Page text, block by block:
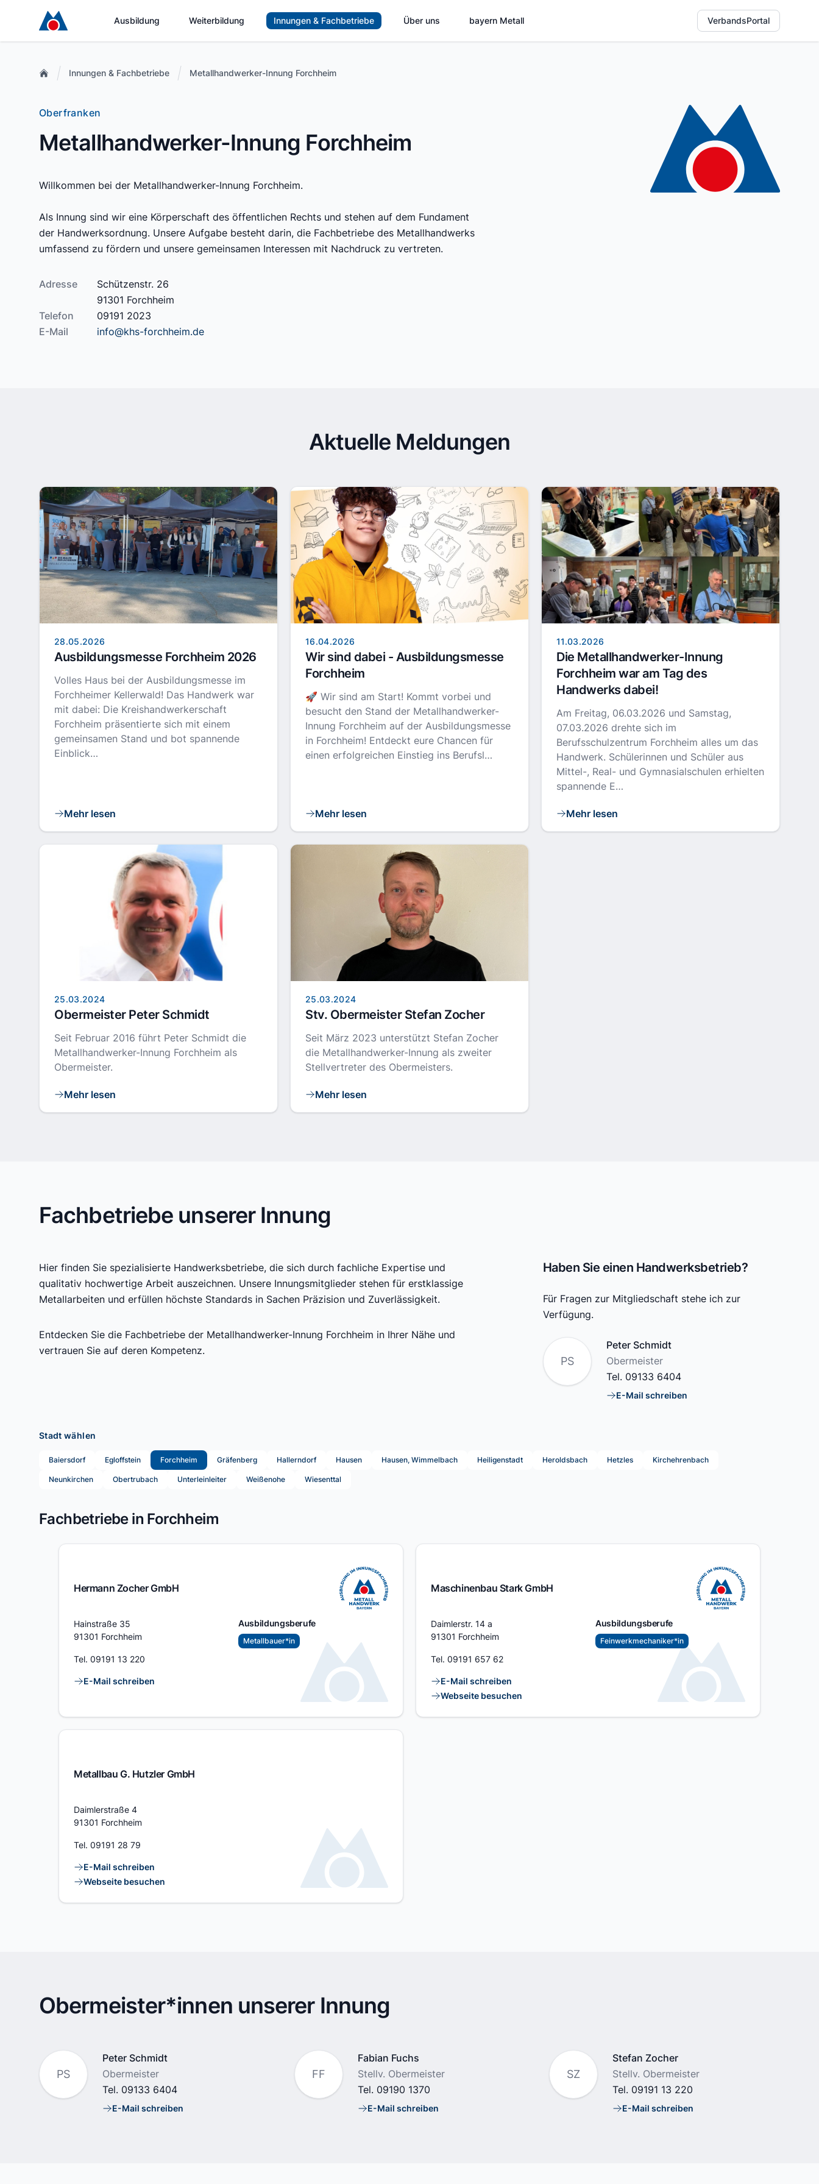
Ausbildung Weiterbildung Innungen & Fachbetriebe Über uns bayern Metall VerbandsPortal
Innungen & Fachbetriebe Metallhandwerker-Innung Forchheim
Oberfranken
Metallhandwerker-Innung Forchheim
Willkommen bei der Metallhandwerker-Innung Forchheim.
Als Innung sind wir eine Körperschaft des öffentlichen Rechts und stehen auf dem Fundament
der Handwerksordnung. Unsere Aufgabe besteht darin, die Fachbetriebe des Metallhandwerks
umfassend zu fördern und unsere gemeinsamen Interessen mit Nachdruck zu vertreten.
Adresse
Schützenstr. 26
91301 Forchheim
Telefon
09191 2023
E-Mail
info@khs-forchheim.de
Aktuelle Meldungen
28.05.2026
Ausbildungsmesse Forchheim 2026
Volles Haus bei der Ausbildungsmesse im
Forchheimer Kellerwald! Das Handwerk war
mit dabei: Die Kreishandwerkerschaft
Forchheim präsentierte sich mit einem
gemeinsamen Stand und bot spannende
Einblick…
Mehr lesen
16.04.2026
Wir sind dabei - Ausbildungsmesse
Forchheim
🚀 Wir sind am Start! Kommt vorbei und
besucht den Stand der Metallhandwerker-
Innung Forchheim auf der Ausbildungsmesse
in Forchheim! Entdeckt eure Chancen für
einen erfolgreichen Einstieg ins Berufsl…
Mehr lesen
11.03.2026
Die Metallhandwerker-Innung
Forchheim war am Tag des
Handwerks dabei!
Am Freitag, 06.03.2026 und Samstag,
07.03.2026 drehte sich im
Berufsschulzentrum Forchheim alles um das
Handwerk. Schülerinnen und Schüler aus
Mittel-, Real- und Gymnasialschulen erhielten
spannende E…
Mehr lesen
25.03.2024
Obermeister Peter Schmidt
Seit Februar 2016 führt Peter Schmidt die
Metallhandwerker-Innung Forchheim als
Obermeister.
Mehr lesen
25.03.2024
Stv. Obermeister Stefan Zocher
Seit März 2023 unterstützt Stefan Zocher
die Metallhandwerker-Innung als zweiter
Stellvertreter des Obermeisters.
Mehr lesen
Fachbetriebe unserer Innung
Hier finden Sie spezialisierte Handwerksbetriebe, die sich durch fachliche Expertise und
qualitativ hochwertige Arbeit auszeichnen. Unsere Innungsmitglieder stehen für erstklassige
Metallarbeiten und erfüllen höchste Standards in Sachen Präzision und Zuverlässigkeit.
Entdecken Sie die Fachbetriebe der Metallhandwerker-Innung Forchheim in Ihrer Nähe und
vertrauen Sie auf deren Kompetenz.
Haben Sie einen Handwerksbetrieb?
Für Fragen zur Mitgliedschaft stehe ich zur
Verfügung.
PS
Name
Peter Schmidt
Position
Obermeister
Tel. 09133 6404
E-Mail
E-Mail schreiben
Stadt wählen
Baiersdorf Egloffstein Forchheim Gräfenberg Hallerndorf Hausen Hausen, Wimmelbach Heiligenstadt Heroldsbach Hetzles Kirchehrenbach
Neunkirchen Obertrubach Unterleinleiter Weißenohe Wiesenttal
Fachbetriebe in Forchheim
Hermann Zocher GmbH
Adresse
Hainstraße 35
91301 Forchheim
Tel. 09191 13 220
Kontaktlinks
E-Mail schreiben
Ausbildungsberufe
Metallbauer*in
Maschinenbau Stark GmbH
Adresse
Daimlerstr. 14 a
91301 Forchheim
Tel. 09191 657 62
Kontaktlinks
E-Mail schreiben
Webseite besuchen
Ausbildungsberufe
Feinwerkmechaniker*in
Metallbau G. Hutzler GmbH
Adresse
Daimlerstraße 4
91301 Forchheim
Tel. 09191 28 79
Kontaktlinks
E-Mail schreiben
Webseite besuchen
Obermeister*innen unserer Innung
PS
Name
Peter Schmidt
Position
Obermeister
Tel. 09133 6404
E-Mail
E-Mail schreiben
FF
Name
Fabian Fuchs
Position
Stellv. Obermeister
Tel. 09190 1370
E-Mail
E-Mail schreiben
SZ
Name
Stefan Zocher
Position
Stellv. Obermeister
Tel. 09191 13 220
E-Mail
E-Mail schreiben